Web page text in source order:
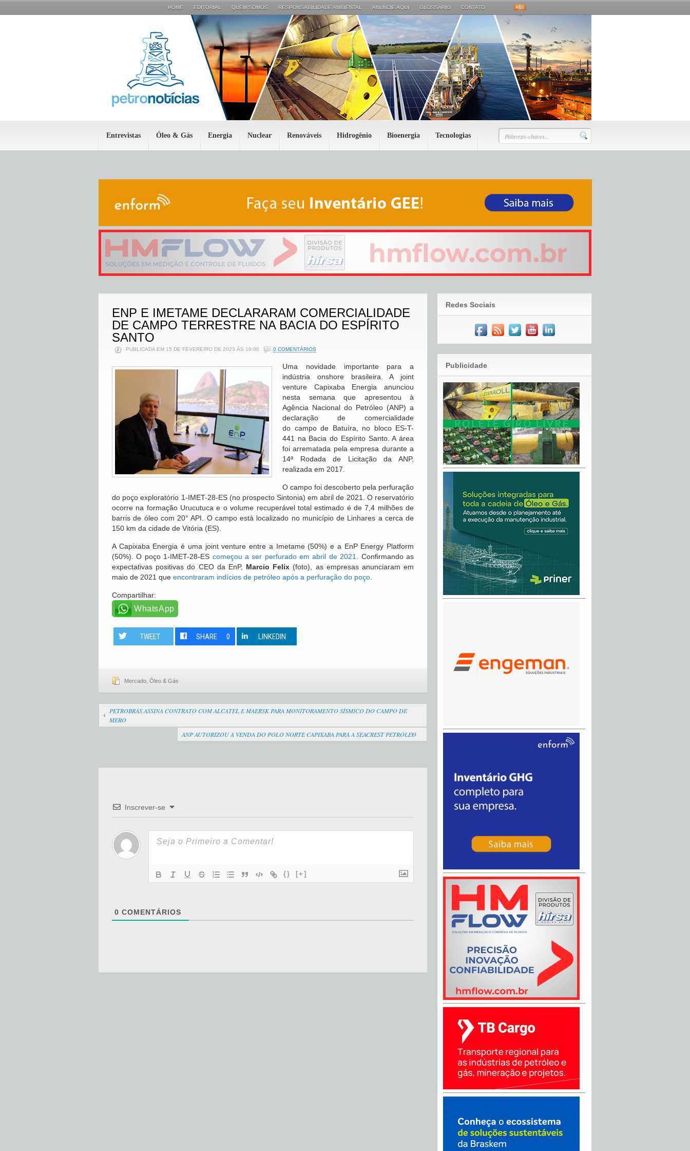
HOME EDITORIAL QUEM SOMOS RESPONSABILIDADE AMBIENTAL ANUNCIE AQUI GLOSSÁRIO CONTATO
Entrevistas Óleo & Gás Energia Nuclear Renováveis Hidrogênio Bioenergia Tecnologias
ENP E IMETAME DECLARARAM COMERCIALIDADE
DE CAMPO TERRESTRE NA BACIA DO ESPÍRITO
SANTO
PUBLICADA EM 15 DE FEVEREIRO DE 2023 ÀS 18:00 0 COMENTÁRIOS
Uma novidade importante para a
indústria onshore brasileira. A joint
venture Capixaba Energia anunciou
nesta semana que apresentou à
Agência Nacional do Petróleo (ANP) a
declaração de comercialidade
do campo de Batuíra, no bloco ES-T-
441 na Bacia do Espírito Santo. A área
foi arrematada pela empresa durante a
14ª Rodada de Licitação da ANP,
realizada em 2017.
O campo foi descoberto pela perfuração
do poço exploratório 1-IMET-28-ES (no prospecto Sintonia) em abril de 2021. O reservatório
ocorre na formação Urucutuca e o volume recuperável total estimado é de 7,4 milhões de
barris de óleo com 20° API. O campo está localizado no município de Linhares a cerca de
150 km da cidade de Vitória (ES).
A Capixaba Energia é uma joint venture entre a Imetame (50%) e a EnP Energy Platform
(50%). O poço 1-IMET-28-ES começou a ser perfurado em abril de 2021
. Confirmando as
expectativas positivas do CEO da EnP, Marcio Felix (foto), as empresas anunciaram em
maio de 2021 que encontraram indícios de petróleo após a perfuração do poço
Compartilhar:
WhatsApp
TWEET SHARE 0 LINKEDIN
Mercado Óleo & Gás
PETROBRÁS ASSINA CONTRATO COM ALCATEL E MAERSK PARA MONITORAMENTO SÍSMICO DO CAMPO DE
MERO
ANP AUTORIZOU A VENDA DO POLO NORTE CAPIXABA PARA A SEACREST PETRÓLEO
Inscrever-se
{} [+]
0 COMENTÁRIOS
Redes Sociais
Publicidade